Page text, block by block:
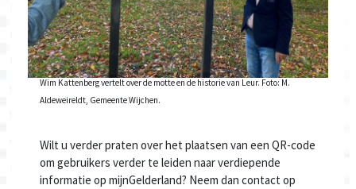
Wim Kattenberg vertelt over de motte en de historie van Leur. Foto: M.
Aldeweireldt, Gemeente Wijchen.
Wilt u verder praten over het plaatsen van een QR-code
om gebruikers verder te leiden naar verdiepende
informatie op mijnGelderland? Neem dan contact op